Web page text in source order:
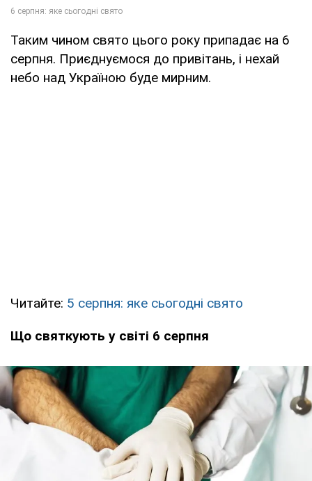
Таким чином свято цього року припадає на 6
серпня. Приєднуємося до привітань, і нехай
небо над Україною буде мирним.
Читайте: 5 серпня: яке сьогодні свято
Що святкують у світі 6 серпня